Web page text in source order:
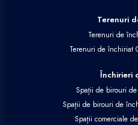
Terenuri
Terenuri de
Terenuri de închiriat
Închirieri
Spații de birouri
Spații de birouri de
Spații comerciale